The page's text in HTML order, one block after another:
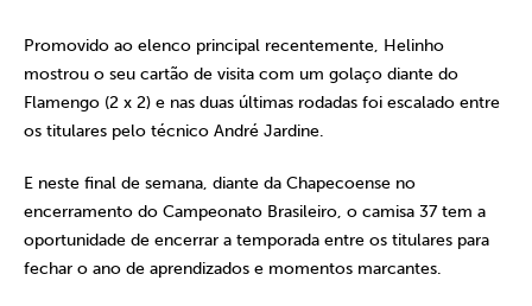
Promovido ao elenco principal recentemente, Helinho
mostrou o seu cartão de visita com um golaço diante do
Flamengo (2 x 2) e nas duas últimas rodadas foi escalado entre
os titulares pelo técnico André Jardine.
E neste final de semana, diante da Chapecoense no
encerramento do Campeonato Brasileiro, o camisa 37 tem a
oportunidade de encerrar a temporada entre os titulares para
fechar o ano de aprendizados e momentos marcantes.